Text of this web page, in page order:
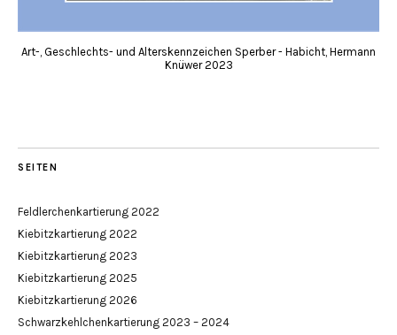
Art-, Geschlechts- und Alterskennzeichen Sperber - Habicht, Hermann
Knüwer 2023
SEITEN
Feldlerchenkartierung 2022
Kiebitzkartierung 2022
Kiebitzkartierung 2023
Kiebitzkartierung 2025
Kiebitzkartierung 2026
Schwarzkehlchenkartierung 2023 – 2024